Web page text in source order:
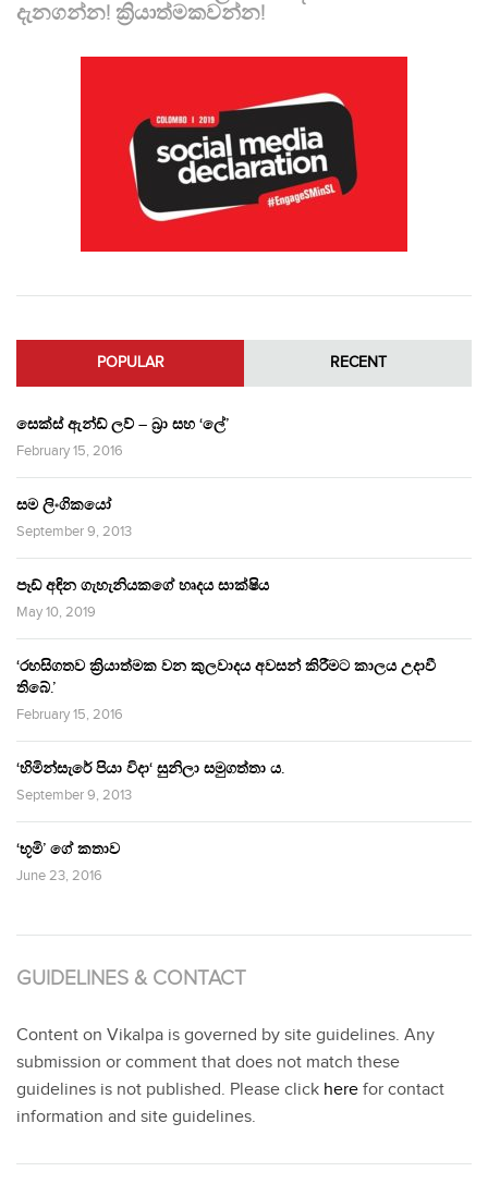
දැනගන්න! ක්‍රියාත්මකවන්න!
POPULAR RECENT
සෙක්ස් ඇන්ඩ් ලව් – බ්‍රා සහ ‘ලේ’
February 15, 2016
සම ලිංගිකයෝ
September 9, 2013
පෑඩ් අඳින ගැහැනියකගේ හෘදය සාක්ෂිය
May 10, 2019
‘රහසිගතව ක්‍රියාත්මක වන කුලවාදය අවසන් කිරීමට කාලය උදාවී
තිබේ.’
February 15, 2016
‘හිමින්සැරේ පියා විදා‘ සුනිලා සමුගත්තා ය.
September 9, 2013
‘භූමි’ ගේ කතාව
June 23, 2016
GUIDELINES & CONTACT
Content on Vikalpa is governed by site guidelines. Any
submission or comment that does not match these
guidelines is not published. Please click here for contact
information and site guidelines.